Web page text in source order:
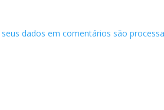
dados em comentários são